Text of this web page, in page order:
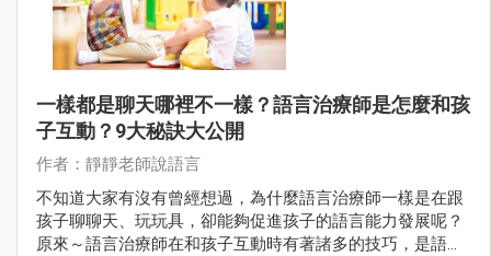
一樣都是聊天哪裡不一樣？語言治療師是怎麼和孩
子互動？9大秘訣大公開
作者：靜靜老師說語言
不知道大家有沒有曾經想過，為什麼語言治療師一樣是在跟
孩子聊聊天、玩玩具，卻能夠促進孩子的語言能力發展呢？
原來～語言治療師在和孩子互動時有著諸多的技巧，是語言